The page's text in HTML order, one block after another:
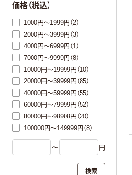
価格（税込）
1000円～1999円（2）
2000円～3999円（3）
4000円～6999円（1）
7000円～9999円（8）
10000円～19999円（10）
20000円～39999円（85）
40000円～59999円（55）
60000円～79999円（52）
80000円～99999円（20）
100000円～149999円（8）
〜 円
検索